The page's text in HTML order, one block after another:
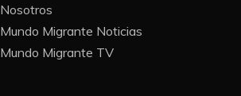
Nosotros
Mundo Migrante Noticias
Mundo Migrante TV